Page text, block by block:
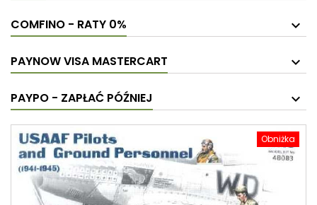
COMFINO - RATY 0%
PAYNOW VISA MASTERCART
PAYPO - ZAPŁAĆ PÓŹNIEJ
Obniżka